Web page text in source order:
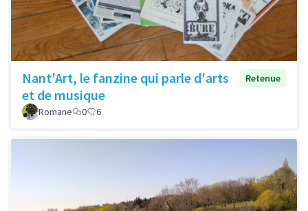
Nant'Art, le fanzine qui parle d'arts
et de musique
Retenue
Romane 0 6